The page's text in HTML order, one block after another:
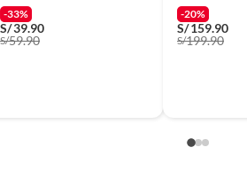
-33%
S/39.90
S/59.90
-20%
S/159.90
S/199.90